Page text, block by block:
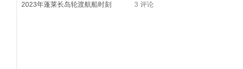
3 评论
2023年蓬莱长岛轮渡航船时刻